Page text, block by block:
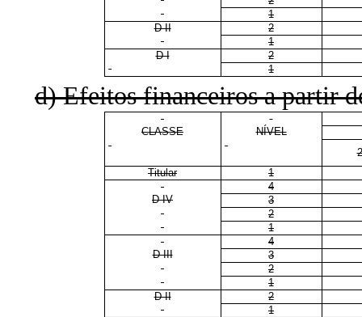
1
D II
2
1
D I
2
1
d) Efeitos financeiros a partir
CLASSE
NÍVEL
Titular
1
4
D IV
3
2
1
4
D III
3
2
1
D II
2
1